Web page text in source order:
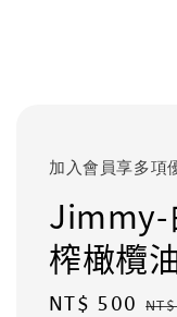
加入會員享多項
Jimmy-
榨橄欖
Sale
NT$ 500